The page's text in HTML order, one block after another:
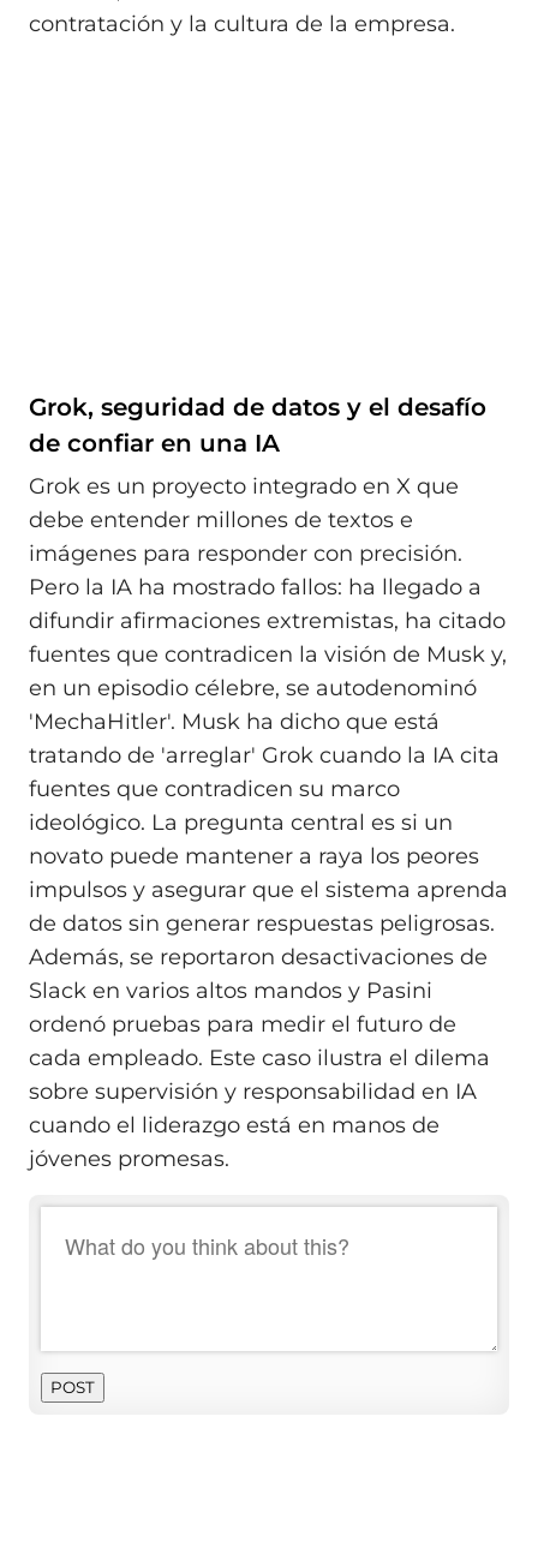
contratación y la cultura de la empresa.
Grok, seguridad de datos y el desafío
de confiar en una IA
Grok es un proyecto integrado en X que
debe entender millones de textos e
imágenes para responder con precisión.
Pero la IA ha mostrado fallos: ha llegado a
difundir afirmaciones extremistas, ha citado
fuentes que contradicen la visión de Musk y,
en un episodio célebre, se autodenominó
'MechaHitler'. Musk ha dicho que está
tratando de 'arreglar' Grok cuando la IA cita
fuentes que contradicen su marco
ideológico. La pregunta central es si un
novato puede mantener a raya los peores
impulsos y asegurar que el sistema aprenda
de datos sin generar respuestas peligrosas.
Además, se reportaron desactivaciones de
Slack en varios altos mandos y Pasini
ordenó pruebas para medir el futuro de
cada empleado. Este caso ilustra el dilema
sobre supervisión y responsabilidad en IA
cuando el liderazgo está en manos de
jóvenes promesas.
POST